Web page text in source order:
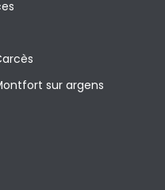
sur argens